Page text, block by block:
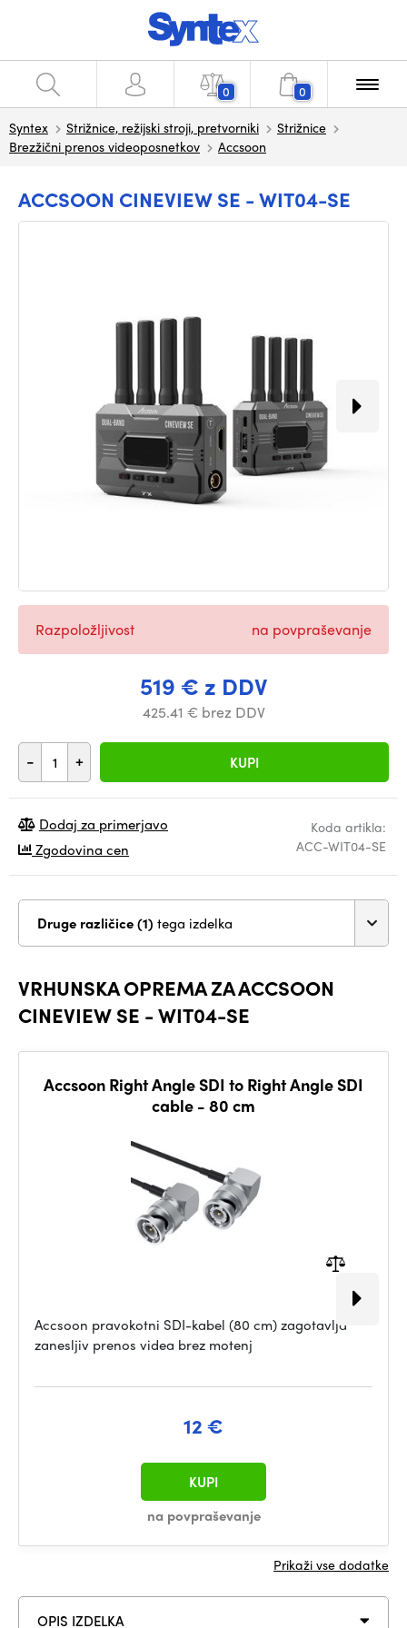
0 0
Syntex Strižnice, režijski stroji, pretvorniki
Strižnice
Brezžični prenos videoposnetkov
Accsoon
ACCSOON CINEVIEW SE - WIT04-SE
519 € z DDV
425.41 € brez DDV
- + KUPI
Razpoložljivost na povpraševanje
Koda artikla:
ACC-WIT04-SE
Dodaj za primerjavo
Zgodovina cen
Druge različice (1) tega izdelka
VRHUNSKA OPREMA ZA ACCSOON
CINEVIEW SE - WIT04-SE
Accsoon Right Angle SDI to Right Angle SDI
cable - 80 cm
Accsoon pravokotni SDI-kabel (80 cm) zagotavlja
zanesljiv prenos videa brez motenj
12 €
na povpraševanje
KUPI
Prikaži vse dodatke
OPIS IZDELKA